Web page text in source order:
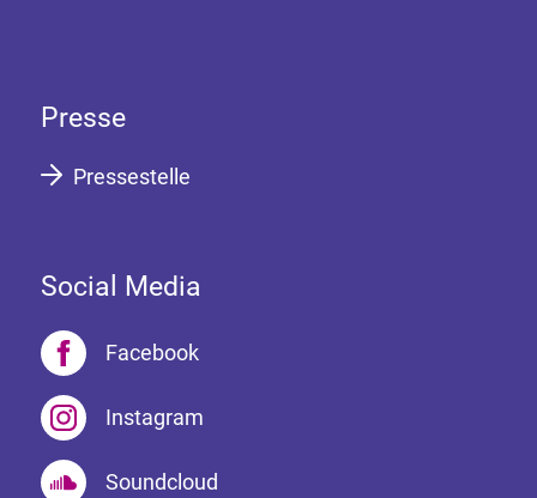
Presse
Pressestelle
Social Media
Facebook
Instagram
Soundcloud